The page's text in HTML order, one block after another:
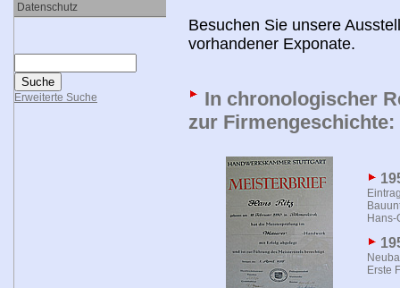
Datenschutz
Erweiterte Suche
Besuchen Sie unsere
vorhandener Exponate.
In chronologischer
zur Firmengeschichte:
Hans-
Erste